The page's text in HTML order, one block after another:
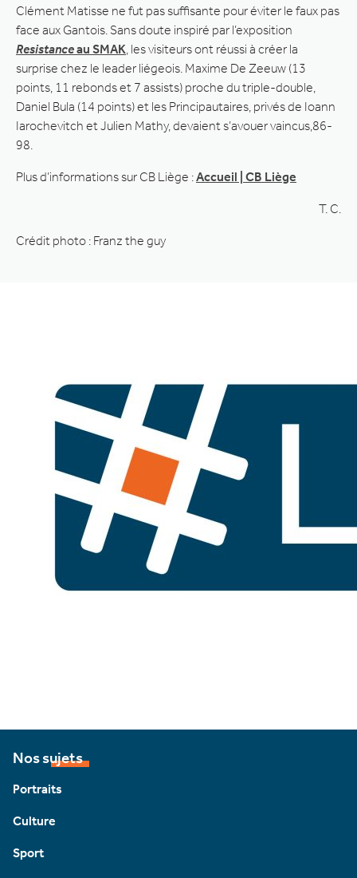
Clément Matisse ne fut pas suffisante pour éviter le faux pas
face aux Gantois. Sans doute inspiré par l’exposition
Resistanceau SMAK , les visiteurs ont réussi à créer la
surprise chez le leader liégeois. Maxime De Zeeuw (13
points, 11 rebonds et 7 assists) proche du triple-double,
Daniel Bula (14 points) et les Principautaires, privés de Ioann
Iarochevitch et Julien Mathy, devaient s’avouer vaincus,86-
98.
Plus d’informations sur CB Liège :Accueil | CB Liège
T. C.
Crédit photo : Franz the guy
Nos sujets
Portraits
Culture
Sport